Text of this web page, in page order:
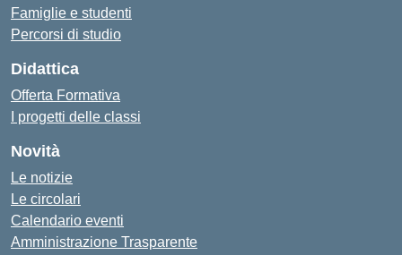
Famiglie e studenti
Percorsi di studio
Didattica
Offerta Formativa
I progetti delle classi
Novità
Le notizie
Le circolari
Calendario eventi
Amministrazione Trasparente